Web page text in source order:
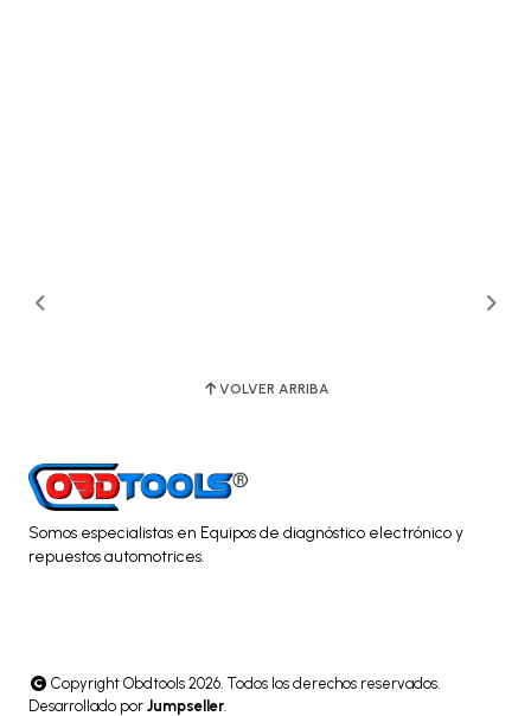
VOLVER ARRIBA
Somos especialistas en Equipos de diagnóstico electrónico y
repuestos automotrices.
Copyright Obdtools 2026. Todos los derechos reservados.
Desarrollado por Jumpseller